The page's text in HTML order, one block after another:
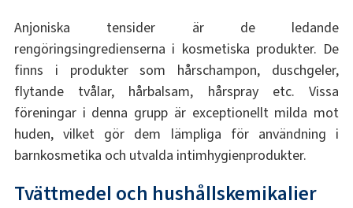
Anjoniska tensider är de ledande
rengöringsingredienserna i kosmetiska produkter. De
finns i produkter som hårschampon, duschgeler,
flytande tvålar, hårbalsam, hårspray etc. Vissa
föreningar i denna grupp är exceptionellt milda mot
huden, vilket gör dem lämpliga för användning i
barnkosmetika och utvalda intimhygienprodukter.
Tvättmedel och hushållskemikalier